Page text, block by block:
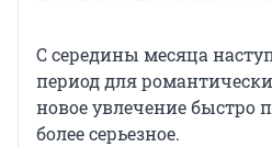
С середины месяца
период для
новое увлечение быстро
более серьезное.